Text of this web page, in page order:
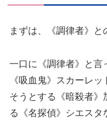
まずは、《調律者》と
一口に《調律者》と言
《吸血鬼》スカーレ
そうとする《暗殺者》
る《名探偵》シエスタ